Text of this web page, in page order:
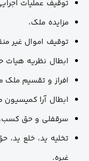
توقیف عملیات
مزایده ملک،
توقیف اموال غیر
ابطال نظریه هیات
افراز و تقسیم ملک
ابطال آرا کمیسیون ماده 100 در خصوص قلع و
سرقفلی و حق
تخلیه ید، خلع ید،
غیره.